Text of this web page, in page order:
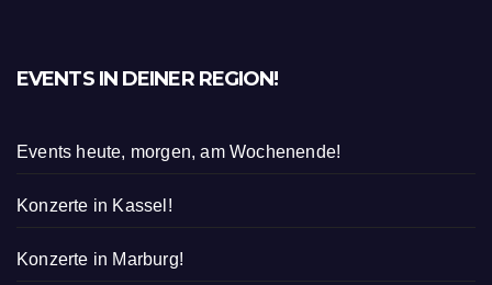
EVENTS IN DEINER REGION!
Events heute, morgen, am Wochenende!
Konzerte in Kassel!
Konzerte in Marburg!